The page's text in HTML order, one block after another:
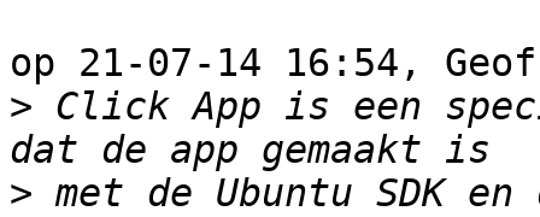
op 21-07-14 16:54,
> Click App is een
> met de Ubuntu SDK